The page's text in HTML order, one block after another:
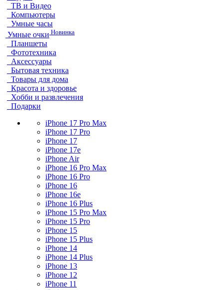
ТВ и Видео
Компьютеры
Умные часы
Умные очки Новинка
Планшеты
Фототехника
Аксессуары
Бытовая техника
Товары для дома
Красота и здоровье
Хобби и развлечения
Подарки
iPhone 17 Pro Max
iPhone 17 Pro
iPhone 17
iPhone 17e
iPhone Air
iPhone 16 Pro Max
iPhone 16 Pro
iPhone 16
iPhone 16e
iPhone 16 Plus
iPhone 15 Pro Max
iPhone 15 Pro
iPhone 15
iPhone 15 Plus
iPhone 14
iPhone 14 Plus
iPhone 13
iPhone 12
iPhone 11